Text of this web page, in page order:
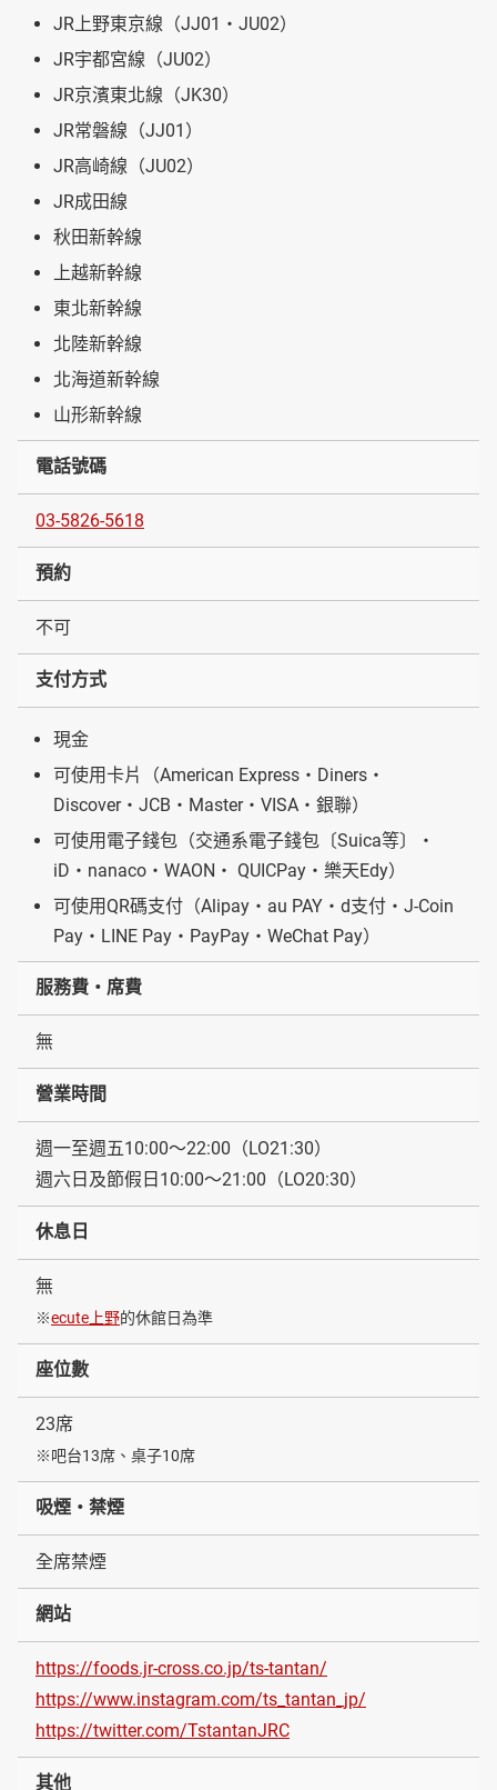
JR上野東京線（JJ01・JU02）
JR宇都宮線（JU02）
JR京濱東北線（JK30）
JR常磐線（JJ01）
JR高崎線（JU02）
JR成田線
秋田新幹線
上越新幹線
東北新幹線
北陸新幹線
北海道新幹線
山形新幹線
電話號碼
03-5826-5618
預約
不可
支付方式
現金
可使用卡片（American Express・Diners・
Discover・JCB・Master・VISA・銀聯）
可使用電子錢包（交通系電子錢包〔Suica等〕・
iD・nanaco・WAON・ QUICPay・樂天Edy）
可使用QR碼支付（Alipay・au PAY・d支付・J-Coin
Pay・LINE Pay・PayPay・WeChat Pay）
服務費・席費
無
營業時間
週一至週五10:00～22:00（LO21:30）
週六日及節假日10:00～21:00（LO20:30）
休息日
無
※ecute上野的休館日為準
座位數
23席
※吧台13席、桌子10席
吸煙・禁煙
全席禁煙
網站
https://foods.jr-cross.co.jp/ts-tantan/
https://www.instagram.com/ts_tantan_jp/
https://twitter.com/TstantanJRC
其他